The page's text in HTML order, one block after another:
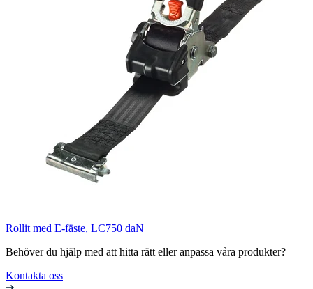
Rollit med E-fäste, LC750 daN
Behöver du hjälp med att hitta rätt eller anpassa våra produkter?
Kontakta oss